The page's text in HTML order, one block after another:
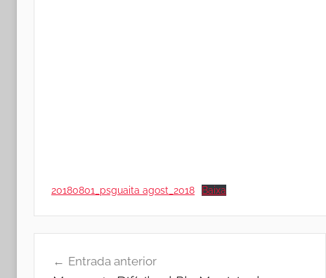
20180801_psguaita agost_2018 Baixa
d'entrades
Entrada anterior